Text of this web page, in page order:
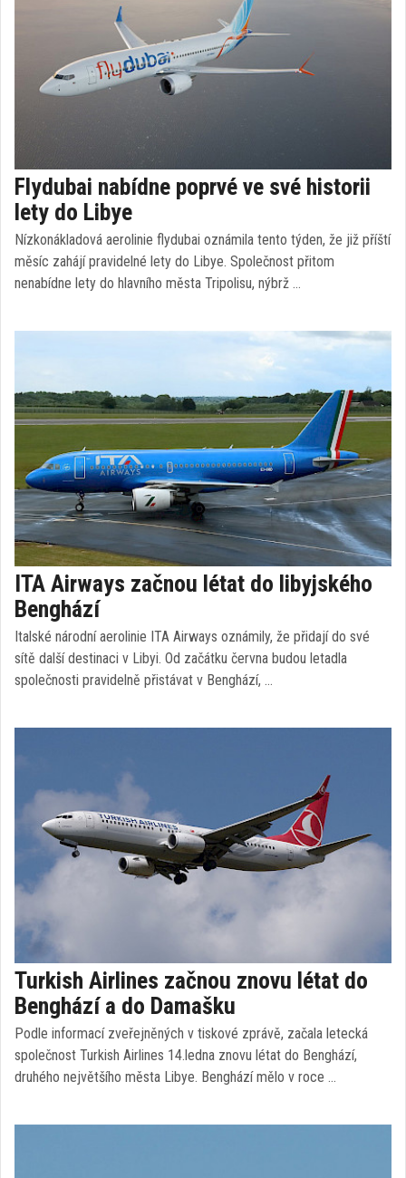
Flydubai nabídne poprvé ve své historii
lety do Libye
Nízkonákladová aerolinie flydubai oznámila tento týden, že již příští
měsíc zahájí pravidelné lety do Libye. Společnost přitom
nenabídne lety do hlavního města Tripolisu, nýbrž …
ITA Airways začnou létat do libyjského
Benghází
Italské národní aerolinie ITA Airways oznámily, že přidají do své
sítě další destinaci v Libyi. Od začátku června budou letadla
společnosti pravidelně přistávat v Benghází, …
Turkish Airlines začnou znovu létat do
Benghází a do Damašku
Podle informací zveřejněných v tiskové zprávě, začala letecká
společnost Turkish Airlines 14.ledna znovu létat do Benghází,
druhého největšího města Libye. Benghází mělo v roce …